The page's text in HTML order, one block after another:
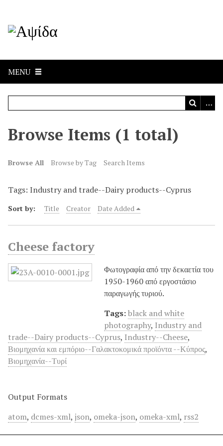
MENU
Browse Items (1 total)
Browse All Browse by Tag Search Items
Tags: Industry and trade--Dairy products--Cyprus
Sort by: Title Creator Date Added
Cheese factory
Φωτογραφία από την δεκαετία του
1950-1960 από εργοστάσιο
παραγωγής τυριού.
Tags:black and white
photography, Industry and
trade--Dairy products--Cyprus, Industry--Cheese,
Βιομηχανία και εμπόριο--Γαλακτοκομικά προϊόντα --Κύπρος,
Βιομηχανία--Τυρί
Output Formats
atom, dcmes-xml, json, omeka-json, omeka-xml, rss2